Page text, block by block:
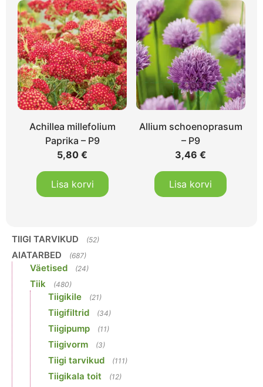
Achillea millefolium
Paprika – P9
5,80€
Lisa korvi
Allium schoenoprasum
– P9
3,46€
Lisa korvi
TIIGI TARVIKUD (52)
AIATARBED (687)
Väetised (24)
Tiik (480)
Tiigikile (21)
Tiigifiltrid (34)
Tiigipump (11)
Tiigivorm (3)
Tiigi tarvikud (111)
Tiigikala toit (12)